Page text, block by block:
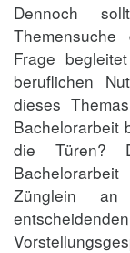
Dennoch
Frage
beruflichen
dieses
Bachelorarbeit
die Türen?
Zünglein